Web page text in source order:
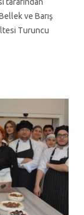
ve Barış
Turuncu